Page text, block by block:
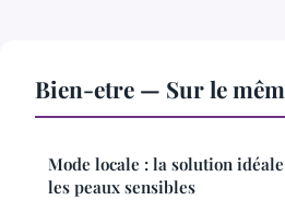
Bien-etre — Sur le
Mode locale : la solution
les peaux sensibles